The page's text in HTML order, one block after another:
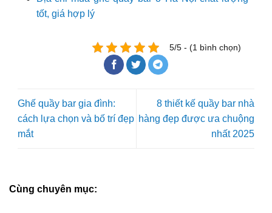
tốt, giá hợp lý
5/5 - (1 bình chọn)
Ghế quầy bar gia đình:
cách lựa chọn và bố trí đẹp
mắt
8 thiết kế quầy bar nhà
hàng đẹp được ưa chuộng
nhất 2025
Cùng chuyên mục: